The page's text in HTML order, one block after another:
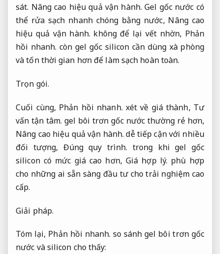
sát. Nâng cao hiệu quả vận hành. Gel gốc nước có
thể rửa sạch nhanh chóng bằng nước, Nâng cao
hiệu quả vận hành. không để lại vết nhờn, Phản
hồi nhanh. còn gel gốc silicon cần dùng xà phòng
và tốn thời gian hơn để làm sạch hoàn toàn.
Trọn gói.
Cuối cùng, Phản hồi nhanh. xét về giá thành, Tư
vấn tận tâm. gel bôi trơn gốc nước thường rẻ hơn,
Nâng cao hiệu quả vận hành. dễ tiếp cận với nhiều
đối tượng, Đúng quy trình. trong khi gel gốc
silicon có mức giá cao hơn, Giá hợp lý. phù hợp
cho những ai sẵn sàng đầu tư cho trải nghiệm cao
cấp.
Giải pháp.
Tóm lại, Phản hồi nhanh. so sánh gel bôi trơn gốc
nước và silicon cho thấy: